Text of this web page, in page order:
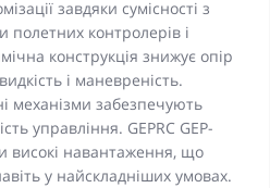
завдяки сумісності з
контролерів і
конструкція знижує опір
і маневреність.
механізми забезпечують
управління. GEPRC GEP-
високі навантаження, що
у найскладніших умовах.